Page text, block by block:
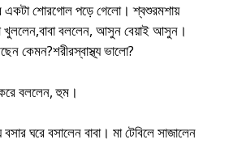
একটা শোরগোল পড়ে গেলো। শ্বশুরমশায়
খুললেন,বাবা বললেন, আসুন বেয়াই আসুন।
কেমন?শরীরস্বাস্থ্য ভালো?
বললেন, হুম।
ঘরে বসালেন বাবা। মা টেবিলে সাজালেন